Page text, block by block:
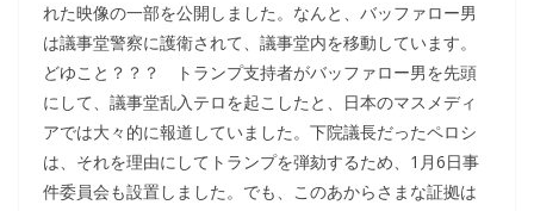
れた映像の一部を公開しました。なんと、バッファロー男
は議事堂警察に護衛されて、議事堂内を移動しています。
どゆこと？？？ トランプ支持者がバッファロー男を先頭
にして、議事堂乱入テロを起こしたと、日本のマスメディ
アでは大々的に報道していました。下院議長だったペロシ
は、それを理由にしてトランプを弾劾するため、1月6日事
件委員会も設置しました。でも、このあからさまな証拠は